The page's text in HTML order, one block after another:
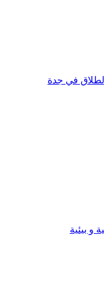
الطلاق في جدة